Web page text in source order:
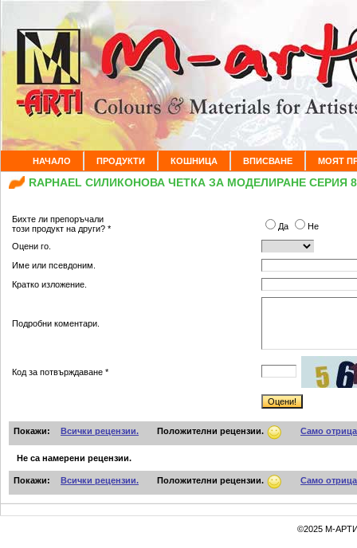
НАЧАЛО ПРОДУКТИ КОШНИЦА ВПИСВАНЕ МОЯТ
RAPHAEL СИЛИКОНОВА ЧЕТКА ЗА МОДЕЛИРАНЕ СЕРИЯ
Бихте ли препоръчали
този продукт на други? *
Да Не
Оцени го.
Име или псевдоним.
Кратко изложение.
Подробни коментари.
Код за потвърждаване *
Покажи: Всички рецензии. Положителни рецензии. Само
Не са намерени рецензии.
Покажи: Всички рецензии. Положителни рецензии. Само
©2025 М-